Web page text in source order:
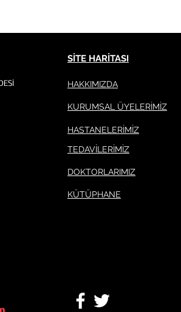
SİTE HARİTASI
HAKKIMIZDA
KURUMSAL ÜYELERİMİZ
HASTANELERİMİZ
TEDAVİLERİMİZ
DOKTORLARIMIZ
KÜTÜPHANE